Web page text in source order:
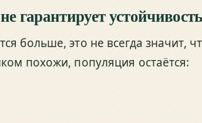
гарантирует устойчивость
больше, это не всегда значит,
похожи, популяция остаётся: